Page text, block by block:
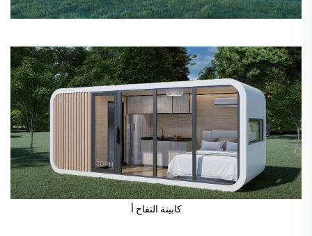
كابينة التفاح أ